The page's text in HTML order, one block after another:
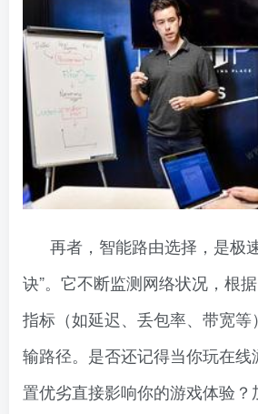
再者，智能路由选择，是极
诀”。它不断监测网络状况，根
指标（如延迟、丢包率、带宽
输路径。是否还记得当你玩在
置优劣直接影响你的游戏体验